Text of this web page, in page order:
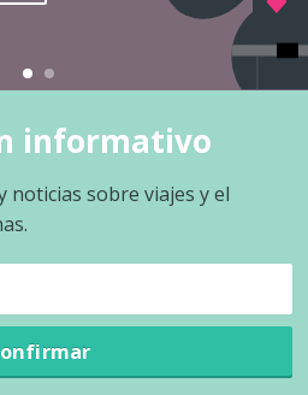
informativo
noticias sobre viajes y el